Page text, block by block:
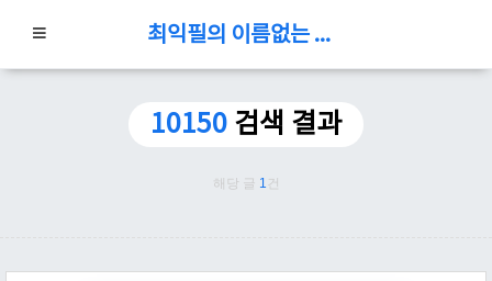
최익필의 이름없는 블로그
10150 검색 결과
해당 글 1 건